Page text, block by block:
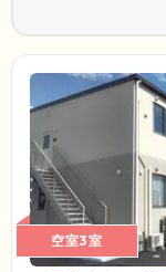
空室3室